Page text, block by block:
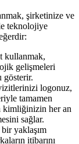
şirketinize ve
teknolojiye
kullanmak,
gelişmeleri
gösterir.
logonuz,
tamamen
kimliğinizin her an
sağlar.
yaklaşım
itibarını